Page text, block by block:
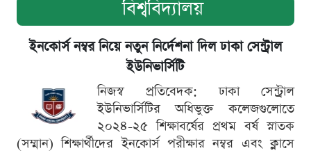
বিশ্ববিদ্যালয়
ইনকোর্স নম্বর নিয়ে নতুন নির্দেশনা দিল ঢাকা সেন্ট্রাল
ইউনিভার্সিটি
নিজস্ব প্রতিবেদক: ঢাকা সেন্ট্রাল
ইউনিভার্সিটির অধিভুক্ত কলেজগুলোতে
২০২৪-২৫ শিক্ষাবর্ষের প্রথম বর্ষ স্নাতক
(সম্মান) শিক্ষার্থীদের ইনকোর্স পরীক্ষার নম্বর এবং ক্লাসে